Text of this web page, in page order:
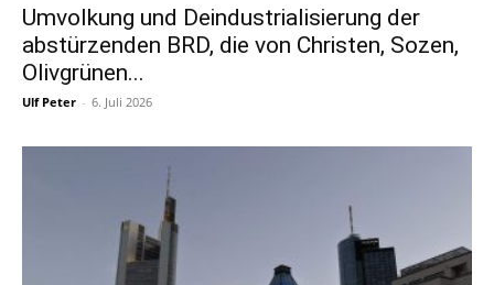
Umvolkung und Deindustrialisierung der
abstürzenden BRD, die von Christen, Sozen,
Olivgrünen...
Ulf Peter - 6. Juli 2026